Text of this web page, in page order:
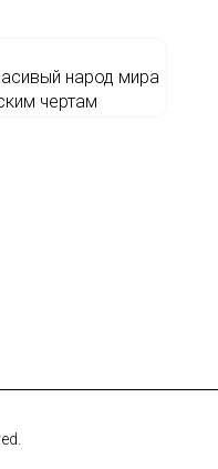
народ мира
чертам